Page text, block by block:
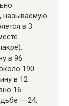
называемую
в 3
в 96
190
в 12
16
— 24,